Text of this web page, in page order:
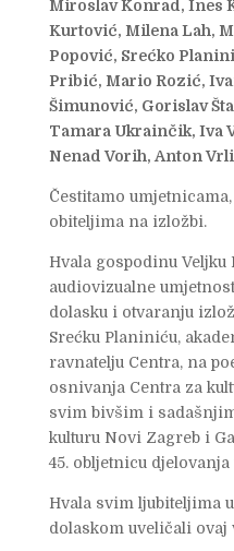
Miroslav Konrad, Ines
Kurtović, Milena Lah,
Popović, Srećko
Pribić, Mario Rozić,
Šimunović, Gorislav
Tamara Ukrainčik, Iva
Nenad Vorih, Anton
Čestitamo
obiteljima na izložbi.
Hvala gospodinu
audiovizualne
dolasku i otvaranju
Srećku Planiniću,
ravnatelju Centra, na
osnivanja Centra za
svim bivšim i
kulturu Novi Zagreb i
45. obljetnicu
Hvala svim ljubiteljima
dolaskom uveličali ovaj